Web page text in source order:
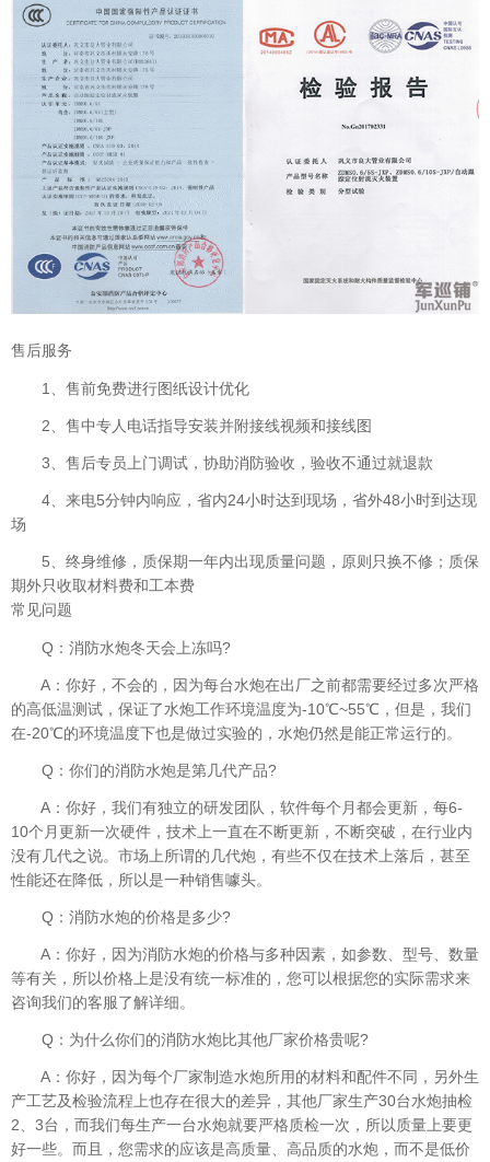
售后服务
1、售前免费进行图纸设计优化
2、售中专人电话指导安装并附接线视频和接线图
3、售后专员上门调试，协助消防验收，验收不通过就退款
4、来电5分钟内响应，省内24小时达到现场，省外48小时到达现
场
5、终身维修，质保期一年内出现质量问题，原则只换不修；质保
期外只收取材料费和工本费
常见问题
Q：消防水炮冬天会上冻吗?
A：你好，不会的，因为每台水炮在出厂之前都需要经过多次严格
的高低温测试，保证了水炮工作环境温度为-10℃~55℃，但是，我们
在-20℃的环境温度下也是做过实验的，水炮仍然是能正常运行的。
Q：你们的消防水炮是第几代产品?
A：你好，我们有独立的研发团队，软件每个月都会更新，每6-
10个月更新一次硬件，技术上一直在不断更新，不断突破，在行业内
没有几代之说。市场上所谓的几代炮，有些不仅在技术上落后，甚至
性能还在降低，所以是一种销售噱头。
Q：消防水炮的价格是多少?
A：你好，因为消防水炮的价格与多种因素，如参数、型号、数量
等有关，所以价格上是没有统一标准的，您可以根据您的实际需求来
咨询我们的客服了解详细。
Q：为什么你们的消防水炮比其他厂家价格贵呢?
A：你好，因为每个厂家制造水炮所用的材料和配件不同，另外生
产工艺及检验流程上也存在很大的差异，其他厂家生产30台水炮抽检
2、3台，而我们每生产一台水炮就要严格质检一次，所以质量上要更
好一些。而且，您需求的应该是高质量、高品质的水炮，而不是低价